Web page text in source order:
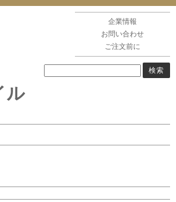
企業情報
お問い合わせ
ご注文前に
ル